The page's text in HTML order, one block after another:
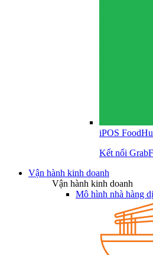
iPOS
Kết nối
Vận hành kinh doanh
Vận hành kinh doanh
Mô hình nhà hàng